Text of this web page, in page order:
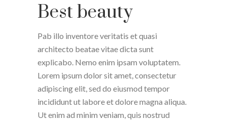
Best beauty
Pab illo inventore veritatis et quasi
architecto beatae vitae dicta sunt
explicabo. Nemo enim ipsam voluptatem.
Lorem ipsum dolor sit amet, consectetur
adipiscing elit, sed do eiusmod tempor
incididunt ut labore et dolore magna aliqua.
Ut enim ad minim veniam, quis nostrud